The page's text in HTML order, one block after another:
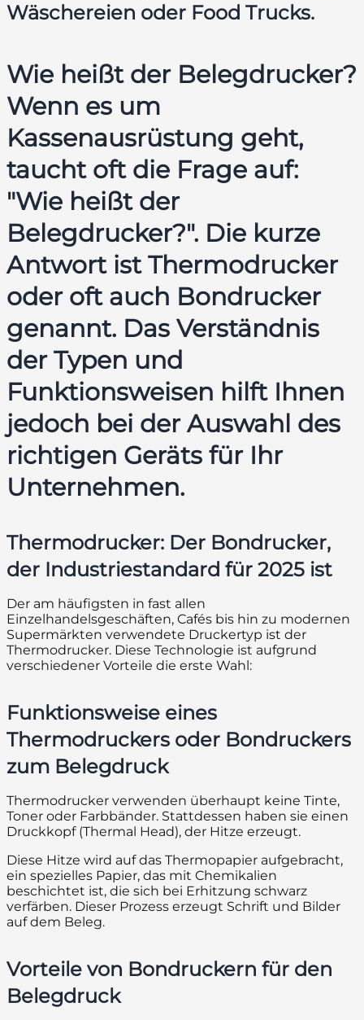
Wäschereien oder Food Trucks.
Wie heißt der Belegdrucker?
Wenn es um
Kassenausrüstung geht,
taucht oft die Frage auf:
"Wie heißt der
Belegdrucker?". Die kurze
Antwort ist Thermodrucker
oder oft auch Bondrucker
genannt. Das Verständnis
der Typen und
Funktionsweisen hilft Ihnen
jedoch bei der Auswahl des
richtigen Geräts für Ihr
Unternehmen.
Thermodrucker: Der Bondrucker,
der Industriestandard für 2025 ist
Der am häufigsten in fast allen
Einzelhandelsgeschäften, Cafés bis hin zu modernen
Supermärkten verwendete Druckertyp ist der
Thermodrucker. Diese Technologie ist aufgrund
verschiedener Vorteile die erste Wahl:
Funktionsweise eines
Thermodruckers oder Bondruckers
zum Belegdruck
Thermodrucker verwenden überhaupt keine Tinte,
Toner oder Farbbänder. Stattdessen haben sie einen
Druckkopf (Thermal Head), der Hitze erzeugt.
Diese Hitze wird auf das Thermopapier aufgebracht,
ein spezielles Papier, das mit Chemikalien
beschichtet ist, die sich bei Erhitzung schwarz
verfärben. Dieser Prozess erzeugt Schrift und Bilder
auf dem Beleg.
Vorteile von Bondruckern für den
Belegdruck